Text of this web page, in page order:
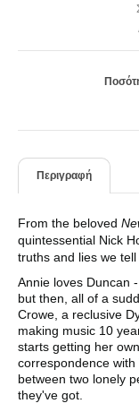
Περιγραφή
From the beloved
quintessential Nick
truths and lies we
Annie loves Duncan
but then, all of a
Crowe, a reclusive
making music 10
starts getting her
correspondence
between two lonely
they've got.